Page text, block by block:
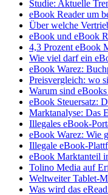
Studie: Aktuelle
eBook Reader um
Über welche
eBook und eBook
4,3 Prozent eBook
Wie viel darf ein
eBook Warez:
Preisvergleich: wo
Warum sind eBooks
eBook Steuersatz:
Marktanalyse: Das
Illegales eBook-
eBook Warez: Wie
Illegale eBook-
eBook Marktanteil
Tolino Media auf
Weltweiter Tablet-
Was wird das